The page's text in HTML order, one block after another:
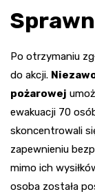
Po otrzymaniu
do akcji.
pożarowej
ewakuacji 70
skoncentrowali
zapewnieniu
mimo ich
osoba została